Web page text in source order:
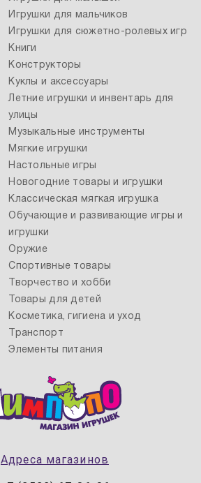
Адреса магазинов
Игрушки для мальчиков
Игрушки для сюжетно-ролевых игр
Книги
Конструкторы
Куклы и аксессуары
Летние игрушки и инвентарь для
улицы
Музыкальные инструменты
Мягкие игрушки
Настольные игры
Новогодние товары и игрушки
Классическая мягкая игрушка
Обучающие и развивающие игры и
игрушки
Оружие
Спортивные товары
Творчество и хобби
Товары для детей
Косметика, гигиена и уход
Транспорт
Элементы питания